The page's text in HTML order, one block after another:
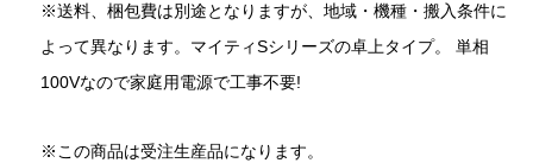
※送料、梱包費は別途となりますが、地域・機種・搬入条件に
よって異なります。マイティSシリーズの卓上タイプ。 単相
100Vなので家庭用電源で工事不要!
※この商品は受注生産品になります。